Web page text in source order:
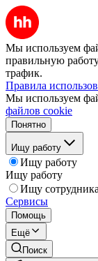
Мы используем
правильную
трафик.
Правила
Мы используем
файлов cookie
Понятно
Ищу работу
Ищу работу
Ищу работу
Ищу сотрудника
Сервисы
Помощь
Ещё
Поиск